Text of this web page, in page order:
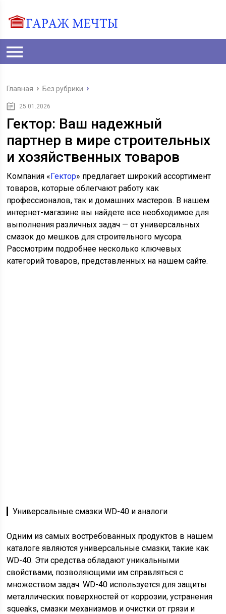
Главная Без рубрики
25.01.2026
Гектор: Ваш надежный
партнер в мире строительных
и хозяйственных товаров
Компания «Гектор» предлагает широкий ассортимент
товаров, которые облегчают работу как
профессионалов, так и домашних мастеров. В нашем
интернет-магазине вы найдете все необходимое для
выполнения различных задач — от универсальных
смазок до мешков для строительного мусора.
Рассмотрим подробнее несколько ключевых
категорий товаров, представленных на нашем сайте.
▎Универсальные смазки WD-40 и аналоги
Одним из самых востребованных продуктов в нашем
каталоге являются универсальные смазки, такие как
WD-40. Эти средства обладают уникальными
свойствами, позволяющими им справляться с
множеством задач. WD-40 используется для защиты
металлических поверхностей от коррозии, устранения
squeaks, смазки механизмов и очистки от грязи и